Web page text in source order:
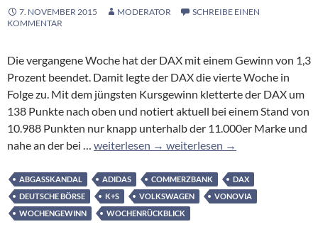
7. NOVEMBER 2015 MODERATOR
SCHREIBE EINEN
KOMMENTAR
Die vergangene Woche hat der DAX mit einem Gewinn von 1,3
Prozent beendet. Damit legte der DAX die vierte Woche in
Folge zu. Mit dem jüngsten Kursgewinn kletterte der DAX um
138 Punkte nach oben und notiert aktuell bei einem Stand von
10.988 Punkten nur knapp unterhalb der 11.000er Marke und
nahe an der bei … DAX legte vierte Woche in Folge zu –
weiterlesen → Provision auf Reisen
weiterlesen →
ABGASSKANDAL ADIDAS COMMERZBANK
DAX
DEUTSCHE BÖRSE
K+S VOLKSWAGEN
VONOVIA
WOCHENGEWINN
WOCHENRÜCKBLICK